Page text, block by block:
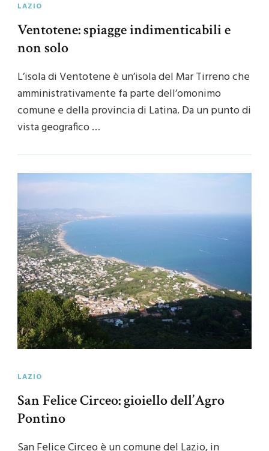
LAZIO
Ventotene: spiagge indimenticabili e
non solo
L’isola di Ventotene è un’isola del Mar Tirreno che
amministrativamente fa parte dell’omonimo
comune e della provincia di Latina. Da un punto di
vista geografico …
LAZIO
San Felice Circeo: gioiello dell’Agro
Pontino
San Felice Circeo è un comune del Lazio, in